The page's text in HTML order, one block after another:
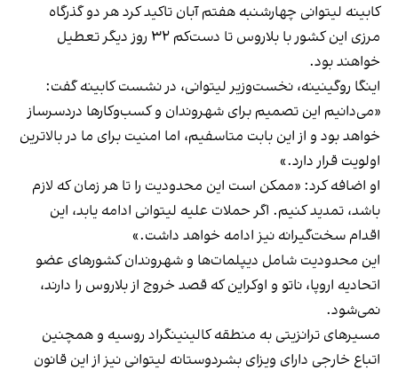
کابینه لیتوانی چهارشنبه هفتم آبان تاکید کرد هر دو گذرگاه
مرزی این کشور با بلاروس تا دست‌کم ۳۲ روز دیگر تعطیل
خواهند بود.
اینگا روگینینه، نخست‌وزیر لیتوانی، در نشست کابینه گفت:
«می‌دانیم این تصمیم برای شهروندان و کسب‌وکارها دردسرساز
خواهد بود و از این بابت متاسفیم، اما امنیت برای ما در بالاترین
اولویت قرار دارد.»
او اضافه کرد: «ممکن است این محدودیت را تا هر زمان که لازم
باشد، تمدید کنیم. اگر حملات علیه لیتوانی ادامه یابد، این
اقدام سخت‌گیرانه نیز ادامه خواهد داشت.»
این محدودیت شامل دیپلمات‌ها و شهروندان کشورهای عضو
اتحادیه اروپا، ناتو و اوکراین که قصد خروج از بلاروس را دارند،
نمی‌شود.
مسیرهای ترانزیتی به منطقه کالینینگراد روسیه و همچنین
اتباع خارجی دارای ویزای بشردوستانه لیتوانی نیز از این قانون